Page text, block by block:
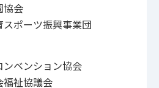
協会
ポーツ振興事業団
ベンション協会
福祉協議会